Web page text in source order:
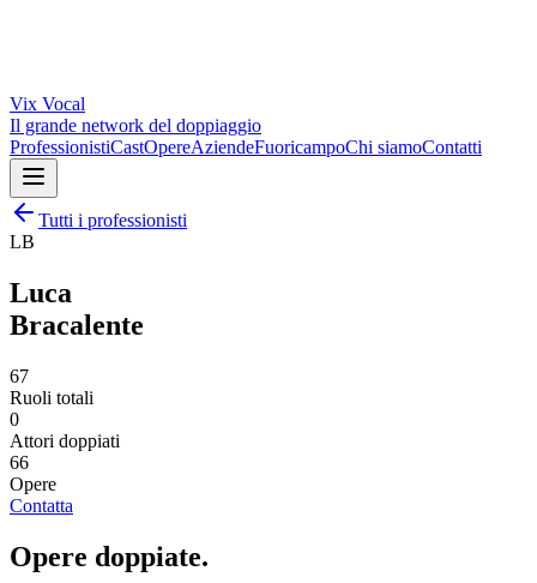
Vix Vocal
Il grande network del doppiaggio
ProfessionistiCastOpereAziendeFuoricampoChi siamoContatti
Tutti i professionisti
LB
Luca
Bracalente
67
Ruoli totali
0
Attori doppiati
66
Opere
Contatta
Opere doppiate.